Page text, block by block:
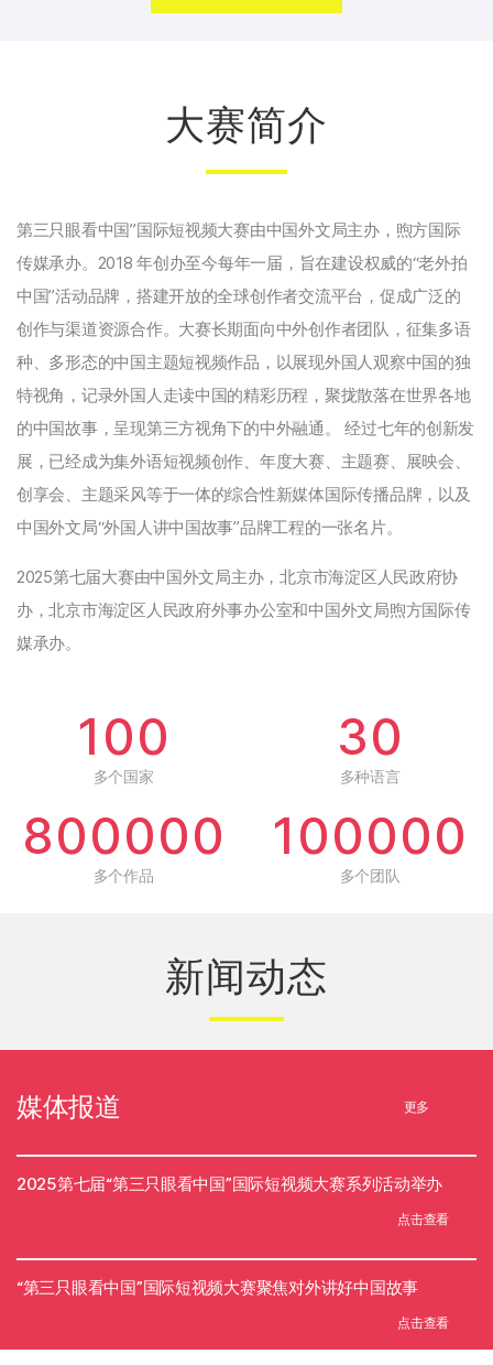
大赛简介
第三只眼看中国”国际短视频大赛由中国外文局主办，煦方国际
传媒承办。2018 年创办至今每年一届，旨在建设权威的“老外拍
中国”活动品牌，搭建开放的全球创作者交流平台，促成广泛的
创作与渠道资源合作。大赛长期面向中外创作者团队，征集多语
种、多形态的中国主题短视频作品，以展现外国人观察中国的独
特视角，记录外国人走读中国的精彩历程，聚拢散落在世界各地
的中国故事，呈现第三方视角下的中外融通。 经过七年的创新发
展，已经成为集外语短视频创作、年度大赛、主题赛、展映会、
创享会、主题采风等于一体的综合性新媒体国际传播品牌，以及
中国外文局“外国人讲中国故事”品牌工程的一张名片。
2025第七届大赛由中国外文局主办，北京市海淀区人民政府协
办，北京市海淀区人民政府外事办公室和中国外文局煦方国际传
媒承办。
100
多个国家
30
多种语言
800000
多个作品
100000
多个团队
新闻动态
媒体报道 更多
2025第七届“第三只眼看中国”国际短视频大赛系列活动举办
点击查看
“第三只眼看中国”国际短视频大赛聚焦对外讲好中国故事
点击查看